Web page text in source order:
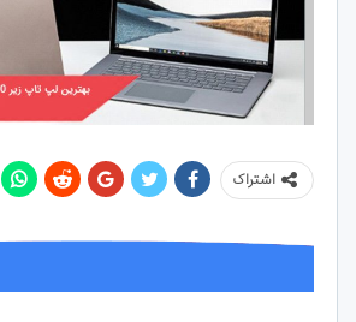
اشتراک